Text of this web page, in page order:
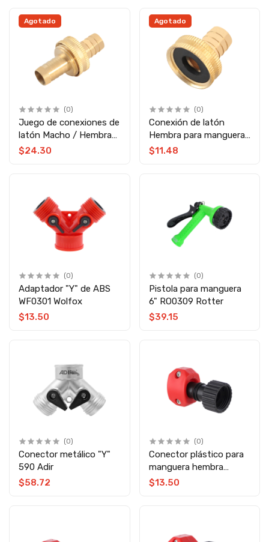
Agotado
(0)
Juego de conexiones de
latón Macho / Hembra
para manguera 5/8"
$24.30
Agotado
(0)
Conexión de latón
Hembra para manguera
1/2" TC3485 Toolcraft
$11.48
(0)
Adaptador "Y" de ABS
WF0301 Wolfox
$13.50
(0)
Pistola para manguera
6" RO0309 Rotter
$39.15
(0)
Conector metálico "Y"
590 Adir
$58.72
(0)
Conector plástico para
manguera hembra
5/8"-3/4" 13139 Adir
$13.50